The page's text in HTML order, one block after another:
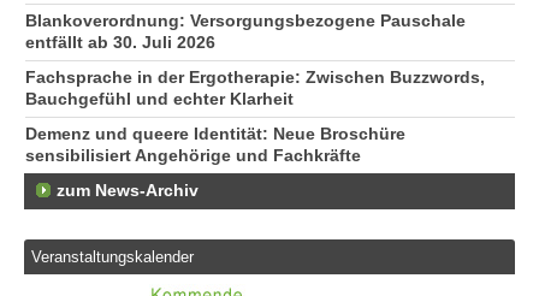
Blankoverordnung: Versorgungsbezogene Pauschale
entfällt ab 30. Juli 2026
Fachsprache in der Ergotherapie: Zwischen Buzzwords,
Bauchgefühl und echter Klarheit
Demenz und queere Identität: Neue Broschüre
sensibilisiert Angehörige und Fachkräfte
zum News-Archiv
Veranstaltungskalender